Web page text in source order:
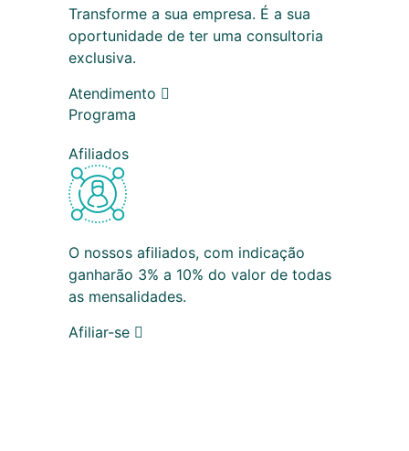
Transforme a sua empresa. É a sua
oportunidade de ter uma consultoria
exclusiva.
Atendimento
Programa
Afiliados
O nossos afiliados, com indicação
ganharão 3% a 10% do valor de todas
as mensalidades.
Afiliar-se